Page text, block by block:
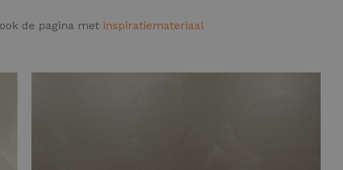
de pagina met inspiratiemateriaal